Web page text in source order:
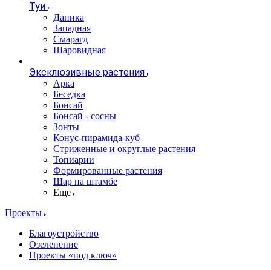
Туи
Даника
Западная
Смарагд
Шаровидная
Эксклюзивные растения
Арка
Беседка
Бонсай
Бонсай - сосны
Зонты
Конус-пирамида-куб
Стриженные и округлые растения
Топиарии
Формированные растения
Шар на штамбе
Еще
Проекты
Благоустройство
Озеленение
Проекты «под ключ»